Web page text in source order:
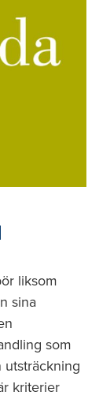
liksom
sina
som
kriterier